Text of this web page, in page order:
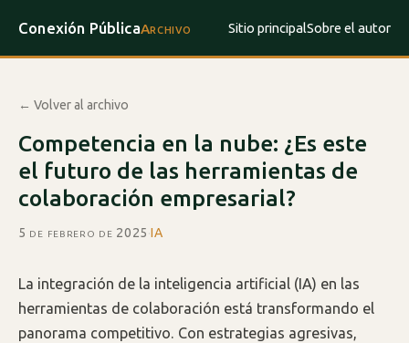
Conexión PúblicaArchivo Sitio principalSobre el autor
← Volver al archivo
Competencia en la nube: ¿Es este
el futuro de las herramientas de
colaboración empresarial?
5 de febrero de 2025·IA
La integración de la inteligencia artificial (IA) en las
herramientas de colaboración está transformando el
panorama competitivo. Con estrategias agresivas,